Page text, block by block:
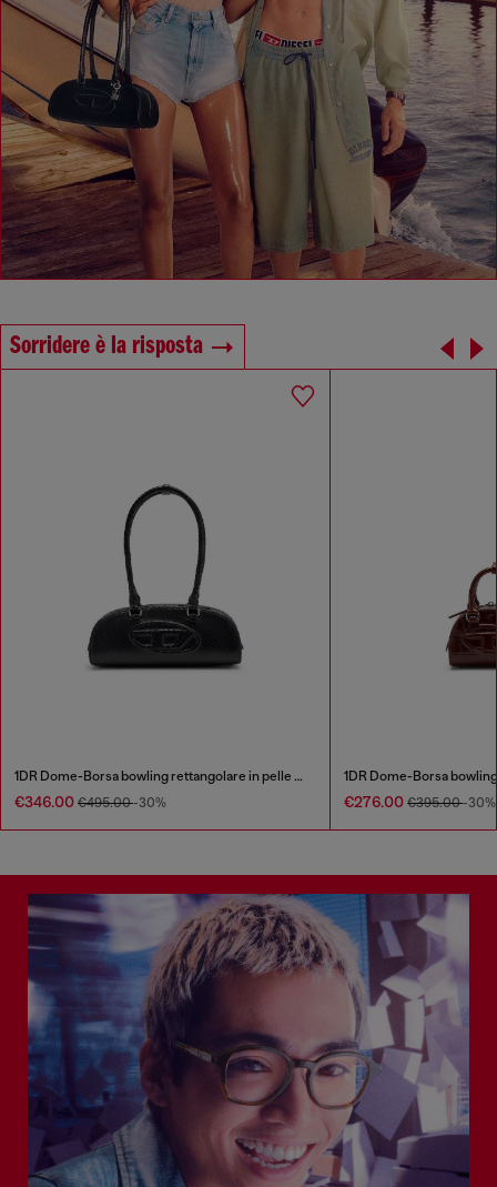
Sorridere è la risposta
1DR Dome-Borsa bowling rettangolare in pelle effetto snake
€346.00 €495.00-30% €276.00€395.00-30%